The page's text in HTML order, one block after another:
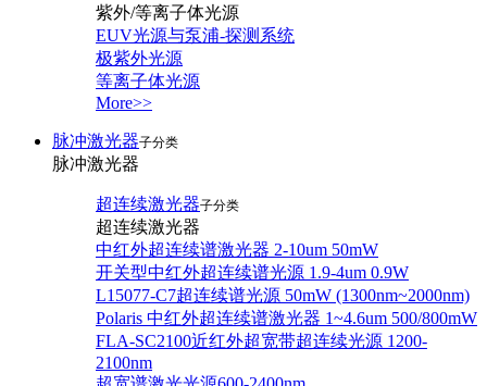
紫外/等离子体光源
EUV光源与泵浦-探测系统
极紫外光源
等离子体光源
More>>
脉冲激光器子分类
脉冲激光器
超连续激光器子分类
超连续激光器
中红外超连续谱激光器 2-10um 50mW
开关型中红外超连续谱光源 1.9-4um 0.9W
L15077-C7超连续谱光源 50mW (1300nm~2000nm)
Polaris 中红外超连续谱激光器 1~4.6um 500/800mW
FLA-SC2100近红外超宽带超连续光源 1200-
2100nm